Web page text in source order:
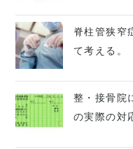
脊柱管狭窄
て考える。
整・接骨院
の実際の対